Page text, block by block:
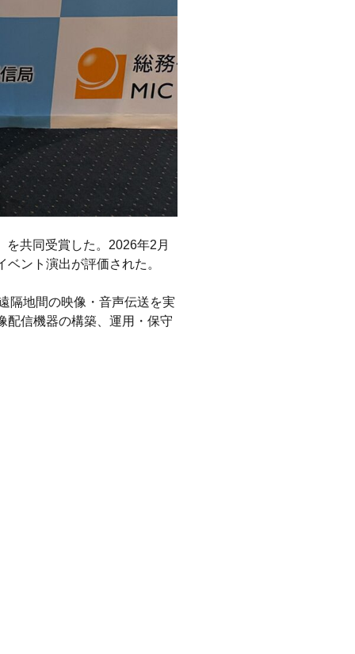
共同受賞した。2026年2月
ント演出が評価された。
隔地間の映像・音声伝送を実
配信機器の構築、運用・保守